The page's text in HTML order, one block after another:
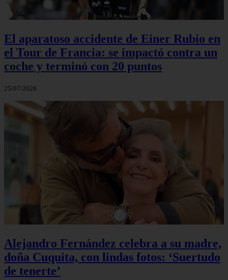
El aparatoso accidente de Einer Rubio en
el Tour de Francia: se impactó contra un
coche y terminó con 20 puntos
25/07/2026
Alejandro Fernández celebra a su madre,
doña Cuquita, con lindas fotos: ‘Suertudo
de tenerte’